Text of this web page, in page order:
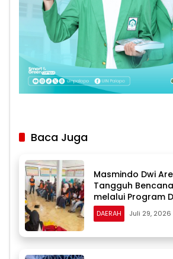
Baca Juga
Masmindo Dwi
Tangguh
melalui Program
DAERAH Juli 29, 2026